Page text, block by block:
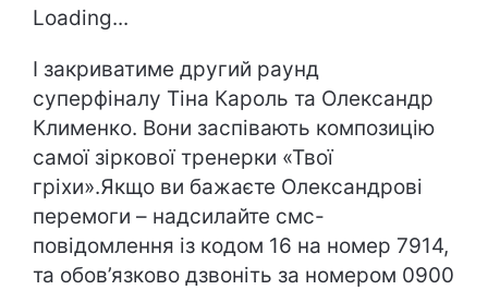
Loading...
І закриватиме другий раунд
суперфіналу Тіна Кароль та Олександр
Клименко. Вони заспівають композицію
самої зіркової тренерки «Твої
гріхи».Якщо ви бажаєте Олександрові
перемоги – надсилайте смс-
повідомлення із кодом 16 на номер 7914,
та обов’язково дзвоніть за номером 0900